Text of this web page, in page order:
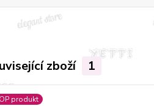
zboží 1
produkt